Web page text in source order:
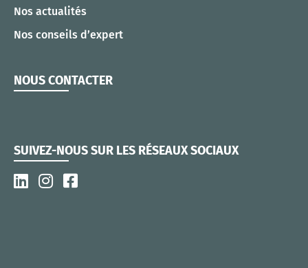
Nos actualités
Nos conseils d’expert
NOUS CONTACTER
SUIVEZ-NOUS SUR LES RÉSEAUX SOCIAUX